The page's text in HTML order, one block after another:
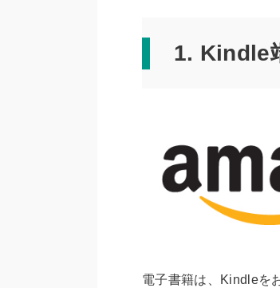
1. Kindle
電子書籍は、Kindleを